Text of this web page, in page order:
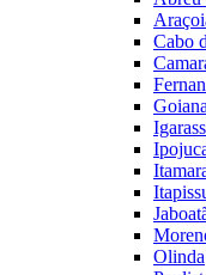
Cabo
Goiana
Olinda